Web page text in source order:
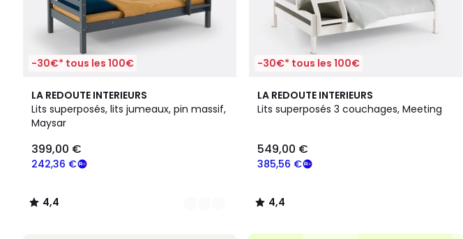
-30€* tous les 100€
LA REDOUTE INTERIEURS
Lits superposés, lits jumeaux, pin massif,
Maysar
€
souscrivez
programme
242,36 €
399,00 €
4,4
/ 5
2
Couleurs
4,4
/
-30€* tous les 100€
LA REDOUTE INTERIEURS
Lits superposés 3 couchages, Meeting
385,56 €
549,00 €
4,4
/ 5
4,4
/